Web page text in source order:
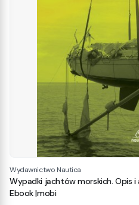
Wydawnictwo Nautica
Wypadki jachtów morskich. Opis i
Ebook |mobi